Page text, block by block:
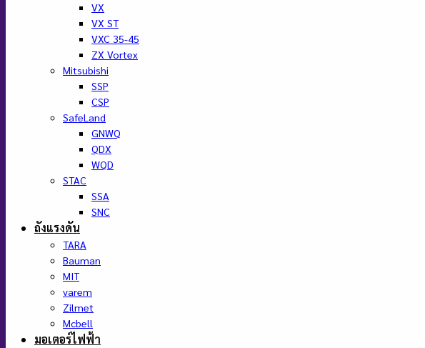
VX
VX ST
VXC 35-45
ZX Vortex
Mitsubishi
SSP
CSP
SafeLand
GNWQ
QDX
WQD
STAC
SSA
SNC
ถังแรงดัน
TARA
Bauman
MIT
varem
Zilmet
Mcbell
มอเตอร์ไฟฟ้า